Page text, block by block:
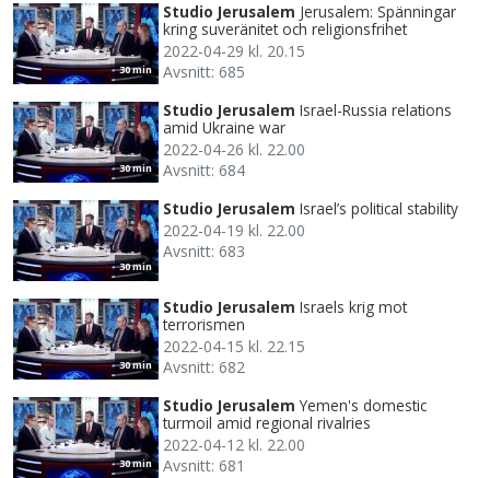
30 min
Studio Jerusalem Jerusalem: Spänningar
kring suveränitet och religionsfrihet
2022-04-29 kl. 20.15
Avsnitt: 685
30 min
Studio Jerusalem Israel-Russia relations
amid Ukraine war
2022-04-26 kl. 22.00
Avsnitt: 684
30 min
Studio Jerusalem Israel’s political stability
2022-04-19 kl. 22.00
Avsnitt: 683
30 min
Studio Jerusalem Israels krig mot
terrorismen
2022-04-15 kl. 22.15
Avsnitt: 682
30 min
Studio Jerusalem Yemen's domestic
turmoil amid regional rivalries
2022-04-12 kl. 22.00
Avsnitt: 681